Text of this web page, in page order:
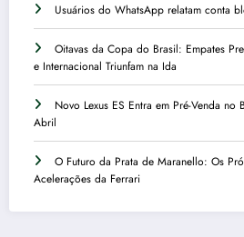
Usuários do WhatsApp relatam conta
Oitavas da Copa do Brasil: Empates
e Internacional Triunfam na Ida
Novo Lexus ES Entra em Pré-Venda
Abril
O Futuro da Prata de Maranello: Os
Acelerações da Ferrari